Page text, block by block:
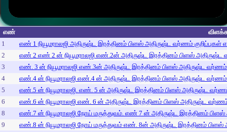
எண்
1
எண் 1 நியூமராலஜி அதிருஷ்ட இரத்தினம் பிளஸ் அதிருஷ்ட வர்ணம்
2
எண் 2 எண் 2 ன் நியூமராலஜி எண்.2ன் அதிருஷ்ட இரத்தினம் பிளஸ் அதிருஷ்ட
3
எண். 3 ன் நியூமராலஜி எண்.3ன் அதிருஷ்ட இரத்தினம் பிளஸ் அதிருஷ்ட வர்ணம்
4
எண்.4 ன் நியூமராலஜி எண்.4 ன் அதிருஷ்ட இரத்தினம் பிளஸ் அதிருஷ்ட வர்ணம்
5
எண்.5 ன் நியூமராலஜி. எண். 5 ன் அதிருஷ்ட இரத்தினம் பிளஸ் அதிருஷ்ட
6
எண்.6 ன் நியூமராலஜி எண். 6 ன் அதிருஷ்ட இரத்தினம் பிளஸ் அதிருஷ்ட வர்ணம்
8
எண்.7 ன் நியூமராலஜி நோய் மருத்துவம். எண் 7 ன் அதிருஷ்ட இரத்தினம்
9
எண்.8 ன் நியூமராலஜி நோய் மருத்துவம் எண். 8ன் அதிருஷ்ட இரத்தினம் பிளஸ்